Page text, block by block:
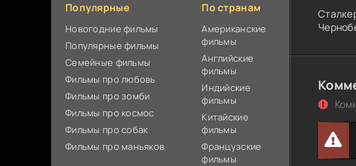
Популярные
Новогодние фильмы
Популярные фильмы
Cемейные фильмы
Фильмы про любовь
Фильмы про зомби
Фильмы про космос
Фильмы про собак
Фильмы про маньяков
По странам
Американские
фильмы
Английские
фильмы
Индийские
фильмы
Китайские
фильмы
Французские
фильмы